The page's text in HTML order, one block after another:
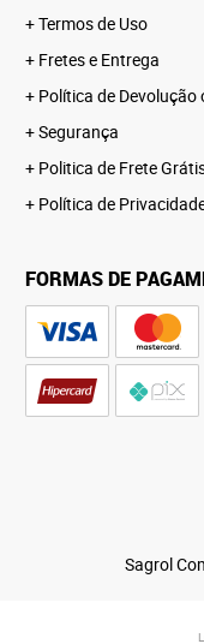
Termos de Uso
Fretes e Entrega
Política de Devolução
Segurança
Politica de Frete
Política de
FORMAS DE
Sagrol